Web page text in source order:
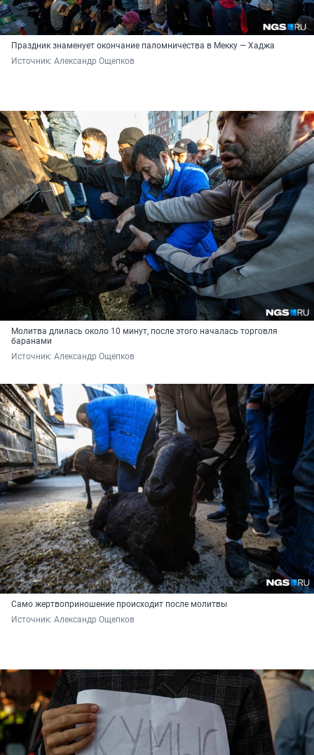
Праздник знаменует окончание паломничества в Мекку — Хаджа
Источник: Александр Ощепков
Молитва длилась около 10 минут, после этого началась торговля
баранами
Источник: Александр Ощепков
Само жертвоприношение происходит после молитвы
Источник: Александр Ощепков